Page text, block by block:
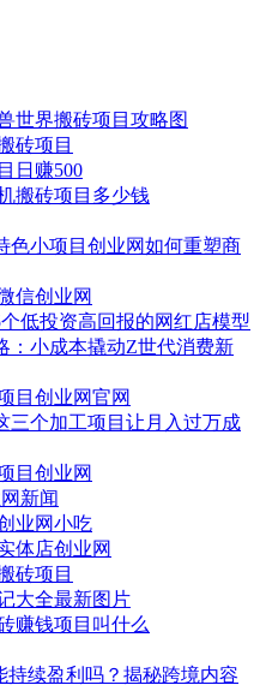
世界搬砖项目攻略图
砖项目
日赚500
搬砖项目多少钱
色小项目创业网如何重塑商
信创业网
低投资高回报的网红店模型
：小成本撬动Z世代消费新
目创业网官网
三个加工项目让月入过万成
目创业网
新闻
业网小吃
体店创业网
砖项目
大全最新图片
赚钱项目叫什么
持续盈利吗？揭秘跨境内容